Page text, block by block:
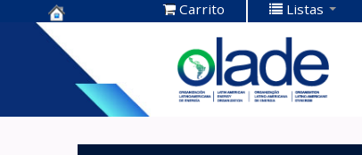
Centro de
Documentación
OLADE -
Carrito Listas